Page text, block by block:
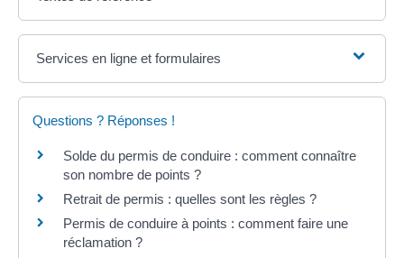
Services en ligne et formulaires
Questions ? Réponses !
Solde du permis de conduire : comment connaître
son nombre de points ?
Retrait de permis : quelles sont les règles ?
Permis de conduire à points : comment faire une
réclamation ?